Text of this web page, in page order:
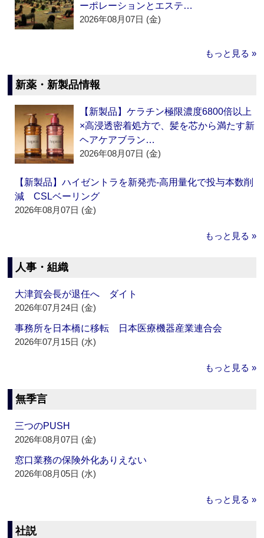
ーポレーションとエステ…
2026年08月07日 (金)
もっと見る »
新薬・新製品情報
【新製品】ケラチン極限濃度6800倍以上
×高浸透密着処方で、髪を芯から満たす新
ヘアケアブラン…
2026年08月07日 (金)
【新製品】ハイゼントラを新発売‐高用量化で投与本数削
減 CSLベーリング
2026年08月07日 (金)
もっと見る »
人事・組織
大津賀会長が退任へ ダイト
2026年07月24日 (金)
事務所を日本橋に移転 日本医療機器産業連合会
2026年07月15日 (水)
もっと見る »
無季言
三つのPUSH
2026年08月07日 (金)
窓口業務の保険外化ありえない
2026年08月05日 (水)
もっと見る »
社説